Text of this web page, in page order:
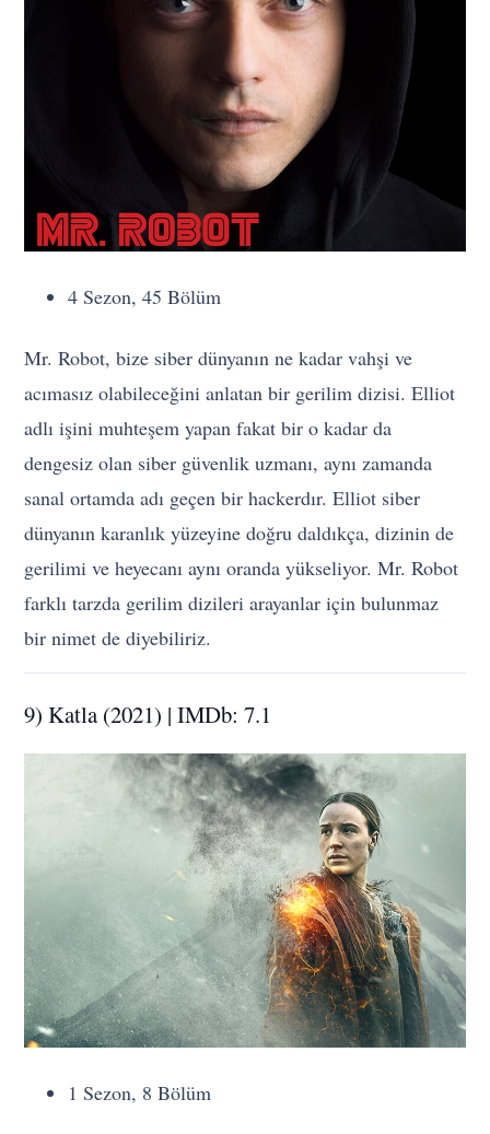
4 Sezon, 45 Bölüm
Mr. Robot, bize siber dünyanın ne kadar vahşi ve
acımasız olabileceğini anlatan bir gerilim dizisi. Elliot
adlı işini muhteşem yapan fakat bir o kadar da
dengesiz olan siber güvenlik uzmanı, aynı zamanda
sanal ortamda adı geçen bir hackerdır. Elliot siber
dünyanın karanlık yüzeyine doğru daldıkça, dizinin de
gerilimi ve heyecanı aynı oranda yükseliyor. Mr. Robot
farklı tarzda gerilim dizileri arayanlar için bulunmaz
bir nimet de diyebiliriz.
9) Katla (2021) | IMDb: 7.1
1 Sezon, 8 Bölüm